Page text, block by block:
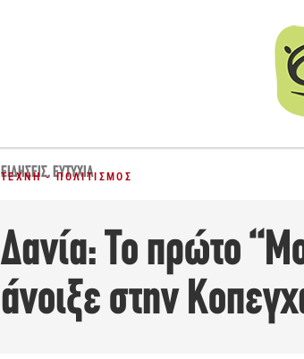
ΕΙΔΉΣΕΙΣ,ΕΥΤΥΧΊΑ
ΤΈΧΝΗ - ΠΟΛΙΤΙΣΜΌΣ
Δανία: Το πρώτο
άνοιξε στην